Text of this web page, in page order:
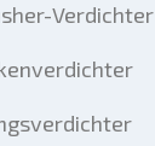
Verdichter